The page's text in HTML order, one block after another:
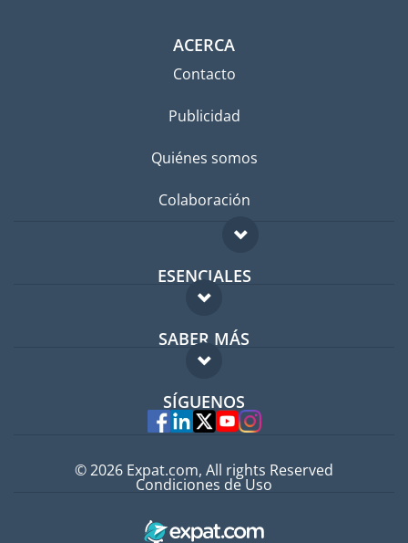
ACERCA
Contacto
Publicidad
Quiénes somos
Colaboración
ESENCIALES
Foro para expatriados
Guía para expatriados
Trabajos en el extranjero
SABER MÁS
FAQ
Expertos
SÍGUENOS
© 2026 Expat.com, All rights Reserved
Condiciones de Uso